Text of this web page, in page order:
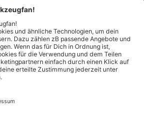
Widerruf Vertrag widerrufen
ges. MwSt. *Kostenloser Versand innerhalb
bei Bestellungen ab 100,00 Euro.
GmbH - Alle Rechte vorbehalten. powered by
createyourtemplate